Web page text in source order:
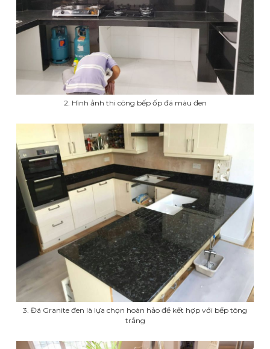
2. Hình ảnh thi công bếp ốp đá màu đen
3. Đá Granite đen là lựa chọn hoàn hảo để kết hợp với bếp tông
trắng